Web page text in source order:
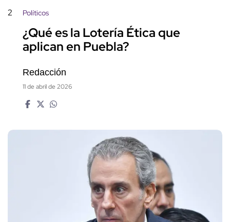
2 Políticos
¿Qué es la Lotería Ética que
aplican en Puebla?
Redacción
11 de abril de 2026